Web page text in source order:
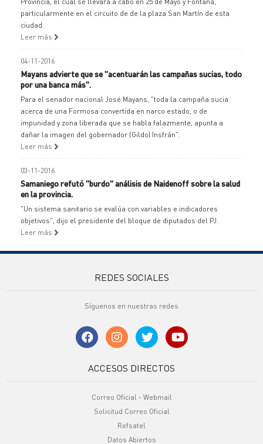
particularmente en el circuito de de la plaza San Martín de esta
ciudad.
Leer más
04-11-2016
Mayans advierte que se "acentuarán las campañas sucias, todo
por una banca más".
Para el senador nacional José Mayans, "toda la campaña sucia
acerca de una Formosa convertida en narco estado, o de
impunidad y zona liberada que se habla falazmente, apunta a
dañar la imagen del gobernador (Gildo) Insfrán".
Leer más
03-11-2016
Samaniego refutó "burdo" análisis de Naidenoff sobre la salud
en la provincia.
"Un sistema sanitario se evalúa con variables e indicadores
objetivos", dijo el presidente del bloque de diputados del PJ.
Leer más
REDES SOCIALES
Síguenos en nuestras redes
ACCESOS DIRECTOS
Correo Oficial - Webmail
Solicitud Correo Oficial
Refsatel
Datos Abiertos